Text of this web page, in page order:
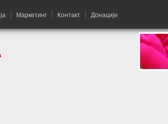
Маркетинг Контакт Донације